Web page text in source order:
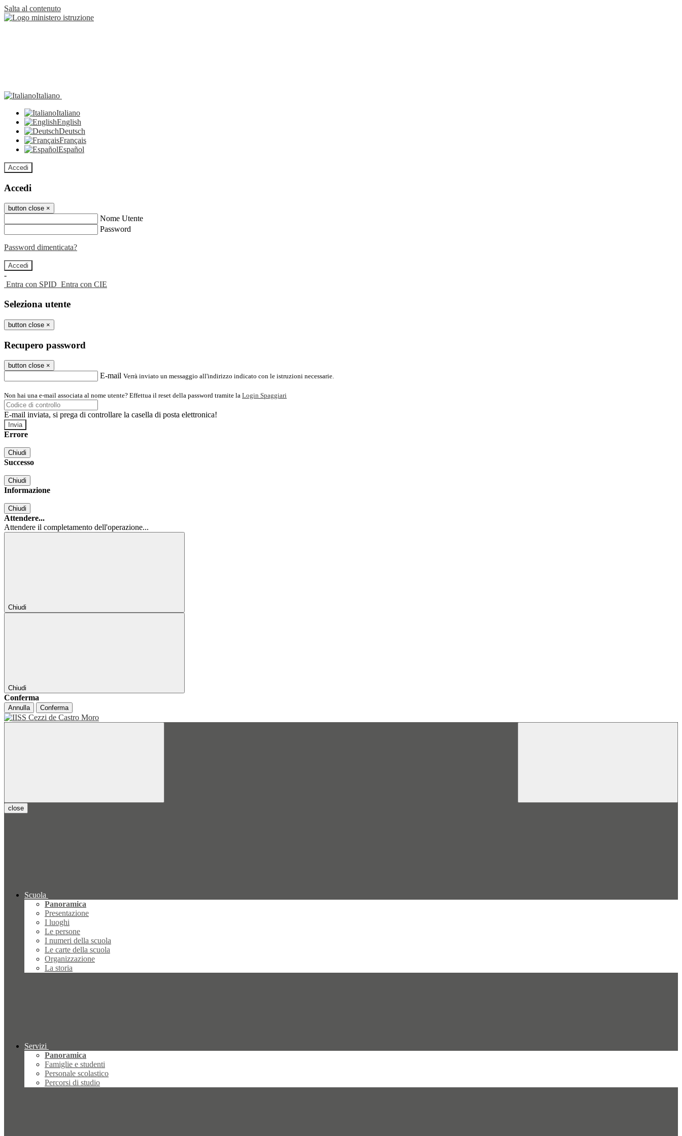
Salta al contenuto
Italiano
Italiano
English
Deutsch
Français
Español
Accedi
Accedi
button close ×
Nome Utente
Password
Password dimenticata?
-
Entra con SPID Entra con CIE
Seleziona utente
button close ×
Recupero password
button close ×
E-mail Verrà inviato un messaggio all'indirizzo indicato con le istruzioni necessarie.
Non hai una e-mail associata al nome utente? Effettua il reset della password tramite la Login Spaggiari
E-mail inviata, si prega di controllare la casella di posta elettronica!
Errore
Chiudi
Successo
Chiudi
Informazione
Chiudi
Attendere...
Attendere il completamento dell'operazione...
Chiudi
Chiudi
Conferma
Annulla Conferma
close
Scuola
Panoramica
Presentazione
I luoghi
Le persone
I numeri della scuola
Le carte della scuola
Organizzazione
La storia
Servizi
Panoramica
Famiglie e studenti
Personale scolastico
Percorsi di studio